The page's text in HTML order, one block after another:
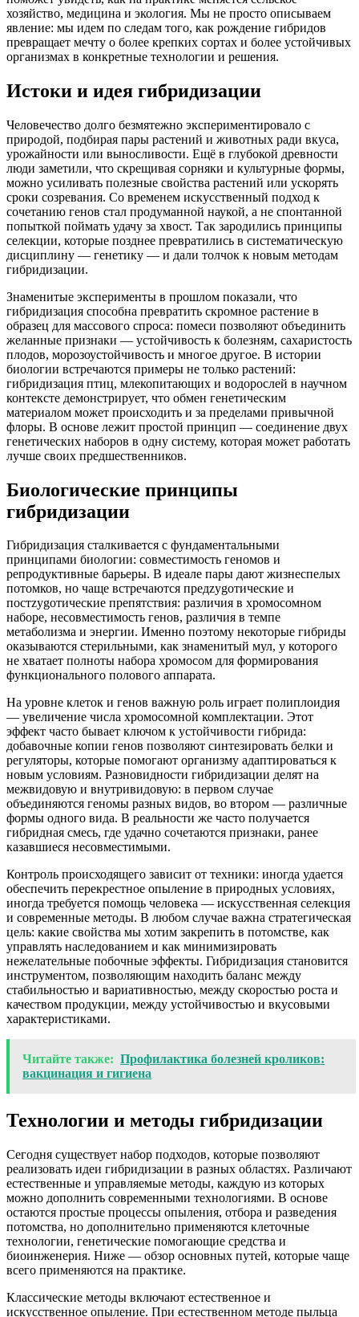
хозяйство, медицина и экология. Мы не просто описываем
явление: мы идем по следам того, как рождение гибридов
превращает мечту о более крепких сортах и более устойчивых
организмах в конкретные технологии и решения.
Истоки и идея гибридизации
Человечество долго безмятежно экспериментировало с
природой, подбирая пары растений и животных ради вкуса,
урожайности или выносливости. Ещё в глубокой древности
люди заметили, что скрещивая сорняки и культурные формы,
можно усиливать полезные свойства растений или ускорять
сроки созревания. Со временем искусственный подход к
сочетанию генов стал продуманной наукой, а не спонтанной
попыткой поймать удачу за хвост. Так зародились принципы
селекции, которые позднее превратились в систематическую
дисциплину — генетику — и дали толчок к новым методам
гибридизации.
Знаменитые эксперименты в прошлом показали, что
гибридизация способна превратить скромное растение в
образец для массового спроса: помеси позволяют объединить
желанные признаки — устойчивость к болезням, сахаристость
плодов, морозоустойчивость и многое другое. В истории
биологии встречаются примеры не только растений:
гибридизация птиц, млекопитающих и водорослей в научном
контексте демонстрирует, что обмен генетическим
материалом может происходить и за пределами привычной
флоры. В основе лежит простой принцип — соединение двух
генетических наборов в одну систему, которая может работать
лучше своих предшественников.
Биологические принципы
гибридизации
Гибридизация сталкивается с фундаментальными
принципами биологии: совместимость геномов и
репродуктивные барьеры. В идеале пары дают жизнеспелых
потомков, но чаще встречаются предzygотические и
постzygотические препятствия: различия в хромосомном
наборе, несовместимость генов, различия в темпе
метаболизма и энергии. Именно поэтому некоторые гибриды
оказываются стерильными, как знаменитый мул, у которого
не хватает полноты набора хромосом для формирования
функционального полового аппарата.
На уровне клеток и генов важную роль играет полиплоидия
— увеличение числа хромосомной комплектации. Этот
эффект часто бывает ключом к устойчивости гибрида:
добавочные копии генов позволяют синтезировать белки и
регуляторы, которые помогают организму адаптироваться к
новым условиям. Разновидности гибридизации делят на
межвидовую и внутривидовую: в первом случае
объединяются геномы разных видов, во втором — различные
формы одного вида. В реальности же часто получается
гибридная смесь, где удачно сочетаются признаки, ранее
казавшиеся несовместимыми.
Контроль происходящего зависит от техники: иногда удается
обеспечить перекрестное опыление в природных условиях,
иногда требуется помощь человека — искусственная селекция
и современные методы. В любом случае важна стратегическая
цель: какие свойства мы хотим закрепить в потомстве, как
управлять наследованием и как минимизировать
нежелательные побочные эффекты. Гибридизация становится
инструментом, позволяющим находить баланс между
стабильностью и вариативностью, между скоростью роста и
качеством продукции, между устойчивостью и вкусовыми
характеристиками.
Читайте также: Профилактика болезней кроликов:
вакцинация и гигиена
Технологии и методы гибридизации
Сегодня существует набор подходов, которые позволяют
реализовать идеи гибридизации в разных областях. Различают
естественные и управляемые методы, каждую из которых
можно дополнить современными технологиями. В основе
остаются простые процессы опыления, отбора и разведения
потомства, но дополнительно применяются клеточные
технологии, генетические помогающие средства и
биоинженерия. Ниже — обзор основных путей, которые чаще
всего применяются на практике.
Классические методы включают естественное и
искусственное опыление. При естественном методе пыльца